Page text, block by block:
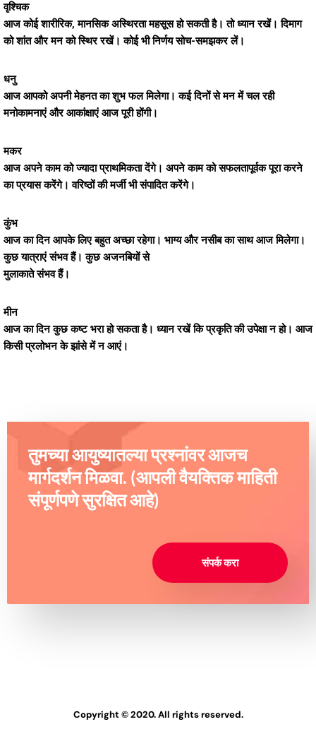
वृश्चिक
आज कोई शारीरिक, मानसिक अस्थिरता महसूस हो सकती है। तो ध्यान रखें। दिमाग
को शांत और मन को स्थिर रखें। कोई भी निर्णय सोच-समझकर लें।
धनु
आज आपको अपनी मेहनत का शुभ फल मिलेगा। कई दिनों से मन में चल रही
मनोकामनाएं और आकांक्षाएं आज पूरी होंगी।
मकर
आज अपने काम को ज्यादा प्राथमिकता देंगे। अपने काम को सफलतापूर्वक पूरा करने
का प्रयास करेंगे। वरिष्ठों की मर्जी भी संपादित करेंगे।
कुंभ
आज का दिन आपके लिए बहुत अच्छा रहेगा। भाग्य और नसीब का साथ आज मिलेगा।
कुछ यात्राएं संभव हैं। कुछ अजनबियों से
मुलाकाते संभव हैं।
मीन
आज का दिन कुछ कष्ट भरा हो सकता है। ध्यान रखें कि प्रकृति की उपेक्षा न हो। आज
किसी प्रलोभन के झांसे में न आएं।
तुमच्या आयुष्यातल्या प्रश्नांवर आजच
मार्गदर्शन मिळवा. (आपली वैयक्तिक माहिती
संपूर्णपणे सुरक्षित आहे)
संपर्क करा
Copyright © 2020. All rights reserved.